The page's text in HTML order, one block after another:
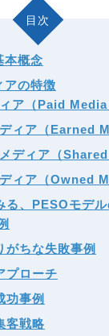
目次
本概念
アの特徴
ア（Paid Media
ィア（Earned
ディア（Shared
ィア（Owned
る、PESOモデ
がちな失敗事例
プローチ
功事例
客戦略